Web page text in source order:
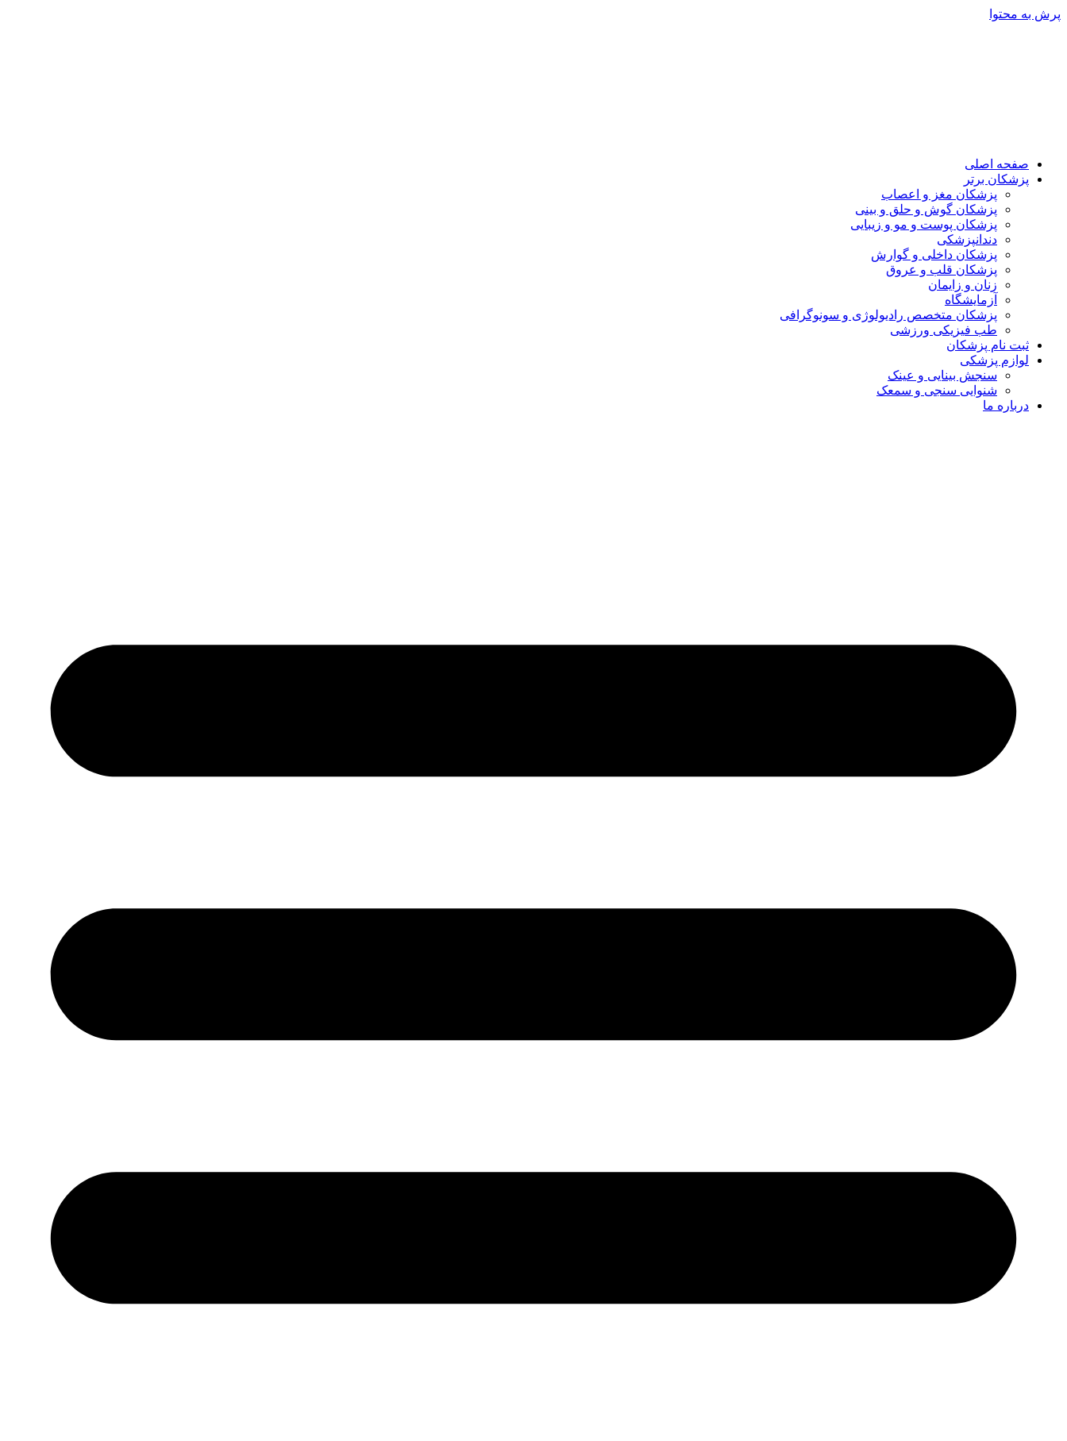
پرش به محتوا
صفحه اصلی
پزشکان برتر
پزشکان مغز و اعصاب
پزشکان گوش و حلق و بینی
پزشکان پوست و مو و زیبایی
دندانپزشکی
پزشکان داخلی و گوارش
پزشکان قلب و عروق
زنان و زایمان
آزمایشگاه
پزشکان متخصص رادیولوژی و سونوگرافی
طب فیزیکی ورزشی
ثبت نام پزشکان
لوازم پزشکی
سنجش بینایی و عینک
شنوایی سنجی و سمعک
درباره ما